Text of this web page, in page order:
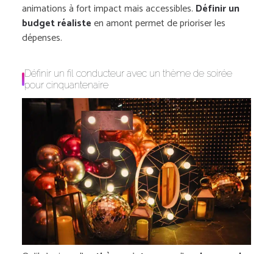
animations à fort impact mais accessibles. Définir un
budget réalisteen amont permet de prioriser les
dépenses.
Définir un fil conducteur avec un thème de soirée
pour cinquantenaire